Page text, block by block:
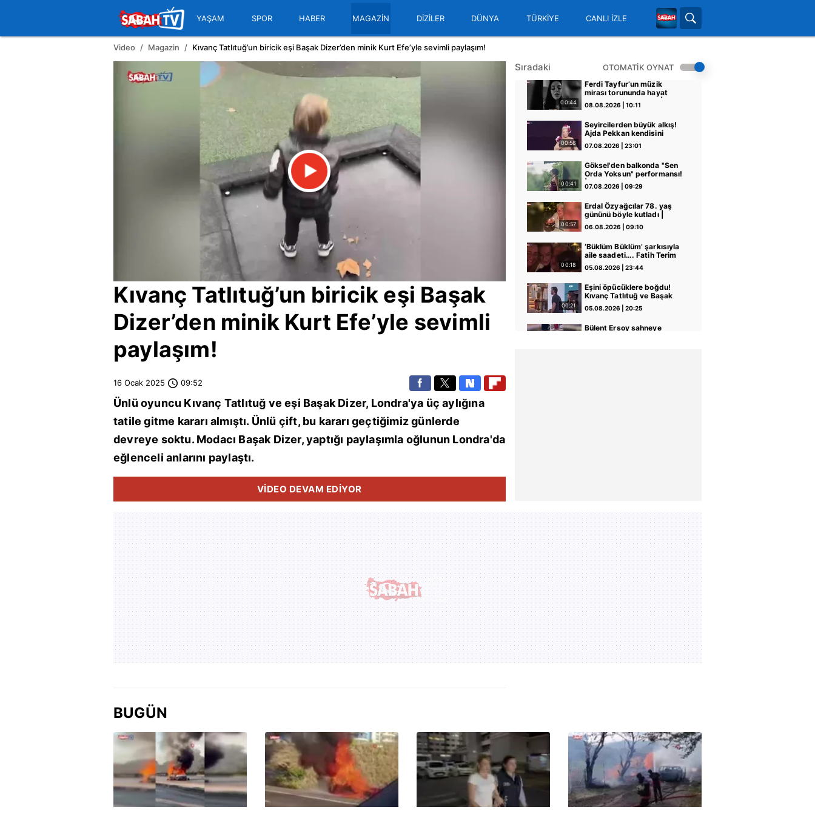
YAŞAM SPOR HABER MAGAZİN DİZİLER DÜNYA TÜRKİYE CANLI İZLE
Video Magazin Kıvanç Tatlıtuğ’un biricik eşi Başak Dizer’den minik Kurt Efe’yle sevimli paylaşım!
Kıvanç Tatlıtuğ’un biricik eşi Başak
Dizer’den minik Kurt Efe’yle sevimli
paylaşım!
16 Ocak 2025 09:52
Ünlü oyuncu Kıvanç Tatlıtuğ ve eşi Başak Dizer, Londra'ya üç aylığına
tatile gitme kararı almıştı. Ünlü çift, bu kararı geçtiğimiz günlerde
devreye soktu. Modacı Başak Dizer, yaptığı paylaşımla oğlunun Londra'da
eğlenceli anlarını paylaştı.
VİDEO DEVAM EDİYOR
Sıradaki OTOMATİK OYNAT
00:44
Ferdi Tayfur’un müzik
mirası torununda hayat
buldu! Sesi olay oldu |
Video
08.08.2026 | 10:11
00:56
Seyircilerden büyük alkış!
Ajda Pekkan kendisini
izlemeye gelen Nebahat
Çehre’ye övgüler yağdırdı!
07.08.2026 | 23:01
00:41
Göksel'den balkonda "Sen
Orda Yoksun" performansı!
| Video
07.08.2026 | 09:29
00:57
Erdal Özyağcılar 78. yaş
gününü böyle kutladı |
Video
06.08.2026 | 09:10
00:18
‘Büklüm Büklüm’ şarkısıyla
aile saadeti…. Fatih Terim
eşi Fulya Terim ve kızlarıyla
eğlendi!
05.08.2026 | 23:44
00:21
Eşini öpücüklere boğdu!
Kıvanç Tatlıtuğ ve Başak
Dizer Kurt Efe’yle tatile
çıktı!
05.08.2026 | 20:25
Bülent Ersoy sahneye
Video
00:31
‘Oğlu babasının kopyası!’
Amerika’da yaşayan Tolga
Karel oğlunu paylaştı!
02.08.2026 | 23:37
00:55
Gupse Özay’dan kızı ve eşi
Barış Arduç’la yaz özeti!
Barış Arduç söylediği
şarkıyla damga vurdu!
02.08.2026 | 20:22
00:21
Özcan Deniz eşi Samar
Dadgar’a güvenlik
kamerasından aşkını ilan
etti! İşte o anlar!
02.08.2026 | 19:10
Dünya yıldızı neye
uğradığını şaşırdı: Katy
Kaza sonrası bacağı
ampute edilmişti! Survivor
Stavros Floros, yeni
hayatına alışmaya
çalışıyor!
31.07.2026 | 01:35
00:24
"Ağlamamak için kendimi
zor tuttum" demişti! İlker
Aksum minik kızının sevimli
anlarını paylaştı!
30.07.2026 | 19:47
BUGÜN